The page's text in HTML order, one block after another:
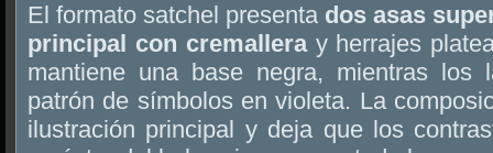
El formato satchel presenta dos asas
principal con cremalleray herrajes
mantiene una base negra, mientras los
patrón de símbolos en violeta. La
ilustración principal y deja que los